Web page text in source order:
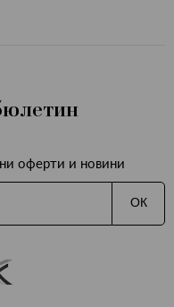
оферти и новини
ОК